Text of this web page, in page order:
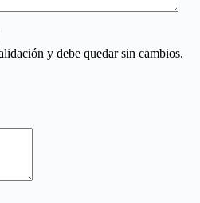
y debe quedar sin cambios.